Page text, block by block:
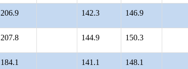
206.9 142.3 146.9
207.8 144.9 150.3
184.1 141.1 148.1